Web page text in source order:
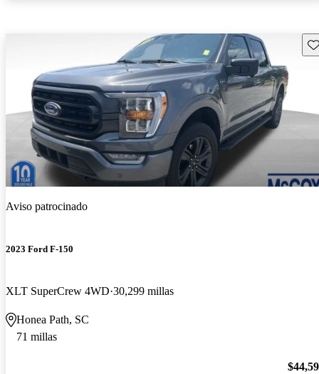
Aviso patrocinado
2023 Ford F-150
XLT SuperCrew 4WD 30,299 millas
Honea Path, SC
71 millas